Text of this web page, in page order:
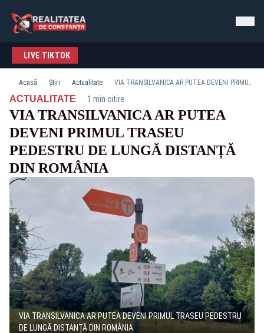
LIVE TIKTOK
Acasă Știri Actualitate VIA TRANSILVANICA AR PUTEA DEVENI PRIMUL TRASEU PEDESTRU DE LUNGĂ DISTANȚĂ DIN ROMÂNIA
ACTUALITATE· 1 min citire
VIA TRANSILVANICA AR PUTEA
DEVENI PRIMUL TRASEU
PEDESTRU DE LUNGĂ DISTANȚĂ
DIN ROMÂNIA
VIA TRANSILVANICA AR PUTEA DEVENI PRIMUL TRASEU PEDESTRU
DE LUNGĂ DISTANȚĂ DIN ROMÂNIA